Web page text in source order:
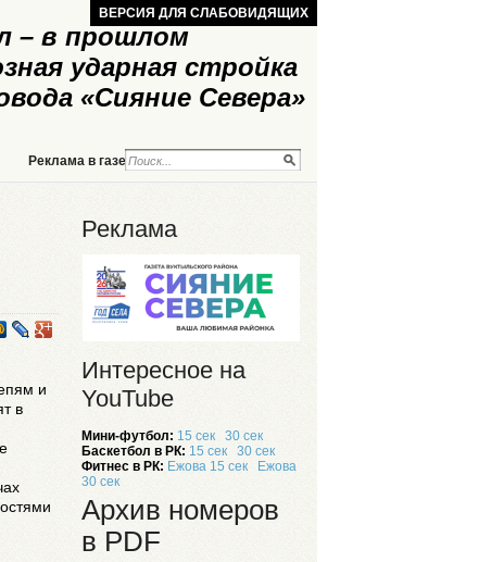
– в прошлом
ударная стройка
«Сияние Севера»
ВЕРСИЯ ДЛЯ СЛАБОВИДЯЩИХ
Реклама в газете Реклама на сайте
и
в
Реклама
Интересное на
YouTube
Мини-футбол: 15 сек
30 сек
Баскетбол в РК: 15 сек
30 сек
Фитнес в РК: Ежова 15 сек
Ежова
30 сек
Архив номеров
в PDF